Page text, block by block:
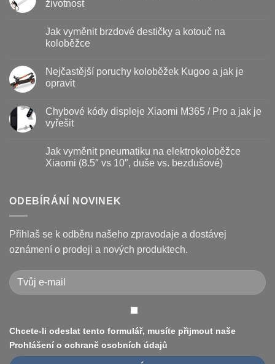
životnost
textu
s
koloběžky
kdy
jak
prodloužit
životnost
Jak vyměnit brzdové destičky a kotouč na
koloběžce
u
textu
s
vyměnit
brzdové
destičky
na
koloběžce
Nejčastější poruchy koloběžek Kugoo a jak je
opravit
u
textu
s
poruchy
koloběžek
Kugoo
opravit
Chybové kódy displeje Xiaomi M365 / Pro a jak je
vyřešit
textu
s
displeje
Xiaomi
Pro
a
jak
je
Jak vyměnit pneumatiku na elektrokoloběžce
Xiaomi (8.5″ vs 10″, duše vs. bezdušové)
textu
s
vyměnit
pneumatiku
na
elektrokoloběžce
(8.5″
vs
10″,
duše
ODEBÍRÁNÍ NOVINEK
Přihlaš se k odběru našeho zpravodaje a dostávej
oznámení o prodeji a nových produktech.
Chcete-li odeslat tento formulář, musíte přijmout naše
Prohlášení o ochraně osobních údajů